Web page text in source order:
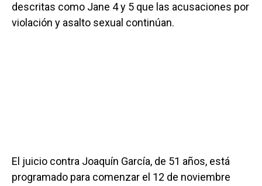
descritas como Jane 4 y 5 que las acusaciones por
violación y asalto sexual continúan.
El juicio contra Joaquín García, de 51 años, está
programado para comenzar el 12 de noviembre